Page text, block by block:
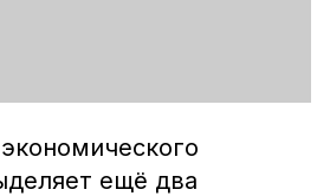
ещё два